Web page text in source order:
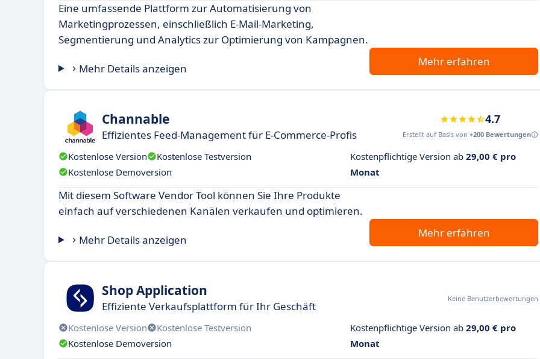
Eine umfassende Plattform zur Automatisierung von
Marketingprozessen, einschließlich E-Mail-Marketing,
Segmentierung und Analytics zur Optimierung von Kampagnen.
Mehr Details anzeigen
Mehr erfahren
Channable
Effizientes Feed-Management für E-Commerce-Profis
4.7
Erstellt auf Basis von +200 Bewertungen
Kostenlose Version
Kostenlose Testversion
Kostenlose Demoversion
Kostenpflichtige Version ab 29,00 € pro
Monat
Mit diesem Software Vendor Tool können Sie Ihre Produkte
einfach auf verschiedenen Kanälen verkaufen und optimieren.
Mehr Details anzeigen
Mehr erfahren
Shop Application
Effiziente Verkaufsplattform für Ihr Geschäft
Keine Benutzerbewertungen
Kostenlose Version
Kostenlose Testversion
Kostenlose Demoversion
Kostenpflichtige Version ab 29,00 € pro
Monat